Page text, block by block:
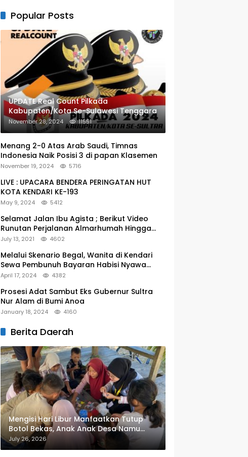
Popular Posts
UPDATE Real Count Pilkada
Kabupaten/Kota Se-Sulawesi Tenggara
November 28, 2024 11551
Menang 2-0 Atas Arab Saudi, Timnas
Indonesia Naik Posisi 3 di papan Klasemen
November 19, 2024 5716
LIVE : UPACARA BENDERA PERINGATAN HUT
KOTA KENDARI KE-193
May 9, 2024 5412
Selamat Jalan Ibu Agista ; Berikut Video
Runutan Perjalanan Almarhumah Hingga
Menuju Peristirahatan Terakhir
July 13, 2021 4602
Melalui Skenario Begal, Wanita di Kendari
Sewa Pembunuh Bayaran Habisi Nyawa
Mertuanya
April 17, 2024 4382
Prosesi Adat Sambut Eks Gubernur Sultra
Nur Alam di Bumi Anoa
January 18, 2024 4160
Berita Daerah
Mengisi Hari Libur Manfaatkan Tutup
Botol Bekas, Anak Anak Desa Namu
Bikin Gantungan Kunci Bernilai Ekonomi
July 26, 2026